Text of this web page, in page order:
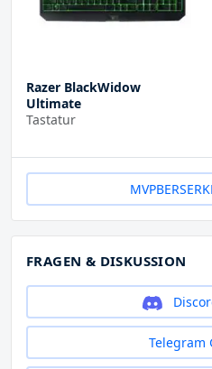
Razer BlackWidow
Ultimate
Tastatur
FRAGEN & DISKUSSION
Telegram